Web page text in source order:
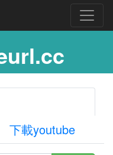
下載youtube